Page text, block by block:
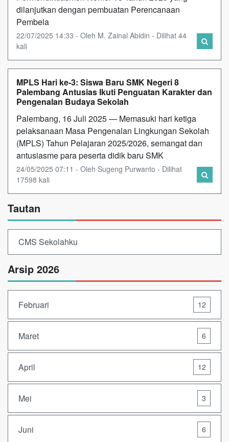
dilanjutkan dengan pembuatan Perencanaan
Pembela
22/07/2025 14:33 - Oleh M. Zainal Abidin - Dilihat 44
kali
MPLS Hari ke-3: Siswa Baru SMK Negeri 8
Palembang Antusias Ikuti Penguatan Karakter dan
Pengenalan Budaya Sekolah
Palembang, 16 Juli 2025 — Memasuki hari ketiga
pelaksanaan Masa Pengenalan Lingkungan Sekolah
(MPLS) Tahun Pelajaran 2025/2026, semangat dan
antusiasme para peserta didik baru SMK
24/05/2025 07:11 - Oleh Sugeng Purwanto - Dilihat
17598 kali
Tautan
CMS Sekolahku
Arsip 2026
Februari 12
Maret 6
April 12
Mei 3
Juni 6